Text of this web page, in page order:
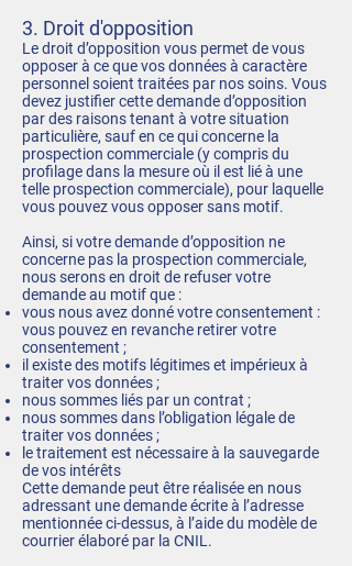
3. Droit d'opposition
Le droit d’opposition vous permet de vous
opposer à ce que vos données à caractère
personnel soient traitées par nos soins. Vous
devez justifier cette demande d’opposition
par des raisons tenant à votre situation
particulière, sauf en ce qui concerne la
prospection commerciale (y compris du
profilage dans la mesure où il est lié à une
telle prospection commerciale), pour laquelle
vous pouvez vous opposer sans motif.
Ainsi, si votre demande d’opposition ne
concerne pas la prospection commerciale,
nous serons en droit de refuser votre
demande au motif que :
vous nous avez donné votre consentement :
vous pouvez en revanche retirer votre
consentement ;
il existe des motifs légitimes et impérieux à
traiter vos données ;
nous sommes liés par un contrat ;
nous sommes dans l’obligation légale de
traiter vos données ;
le traitement est nécessaire à la sauvegarde
de vos intérêts
Cette demande peut être réalisée en nous
adressant une demande écrite à l’adresse
mentionnée ci-dessus, à l’aide du modèle de
courrier élaboré par la CNIL.